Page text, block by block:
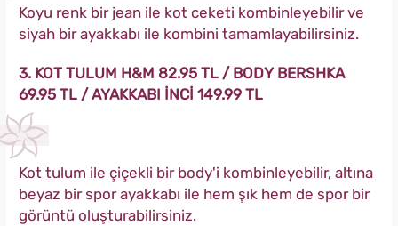
Koyu renk bir jean ile kot ceketi kombinleyebilir ve
siyah bir ayakkabı ile kombini tamamlayabilirsiniz.
3. KOT TULUM H&M 82.95 TL / BODY BERSHKA
69.95 TL / AYAKKABI İNCİ 149.99 TL
Kot tulum ile çiçekli bir body'i kombinleyebilir, altına
beyaz bir spor ayakkabı ile hem şık hem de spor bir
görüntü oluşturabilirsiniz.